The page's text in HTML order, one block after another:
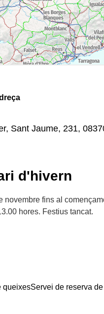
Sant Jaume, 231,
d'hivern
novembre fins al
hores. Festius tancat.
queixesServei de reserva